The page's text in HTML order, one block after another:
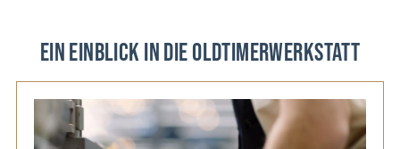
EIN EINBLICK IN DIE OLDTIMERWERKSTATT